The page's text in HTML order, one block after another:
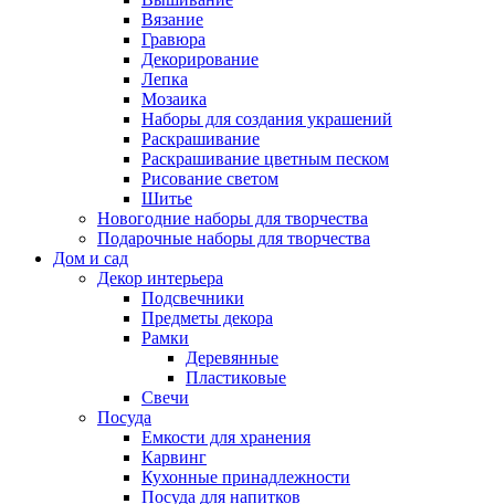
Вязание
Гравюра
Декорирование
Лепка
Мозаика
Наборы для создания украшений
Раскрашивание
Раскрашивание цветным песком
Рисование светом
Шитье
Новогодние наборы для творчества
Подарочные наборы для творчества
Дом и сад
Декор интерьера
Подсвечники
Предметы декора
Рамки
Деревянные
Пластиковые
Свечи
Посуда
Емкости для хранения
Карвинг
Кухонные принадлежности
Посуда для напитков